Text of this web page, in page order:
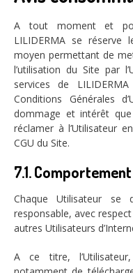
A tout moment et
LILIDERMA se
moyen permettant de
l’utilisation du Site par
services de
Conditions Générales
dommage et intérêt
réclamer à l’Utilisateur
CGU du Site.
7.1.
Chaque Utilisateur se
responsable, avec
autres Utilisateurs
A ce titre,